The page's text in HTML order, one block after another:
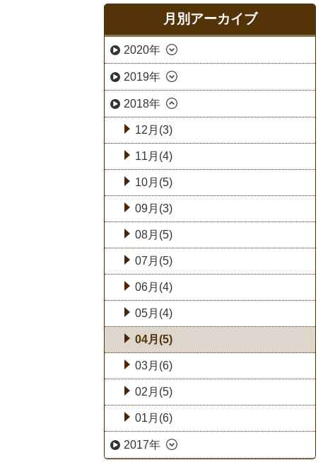
月別アーカイブ
2020年
2019年
2018年
12月(3)
11月(4)
10月(5)
09月(3)
08月(5)
07月(5)
06月(4)
05月(4)
04月(5)
03月(6)
02月(5)
01月(6)
2017年